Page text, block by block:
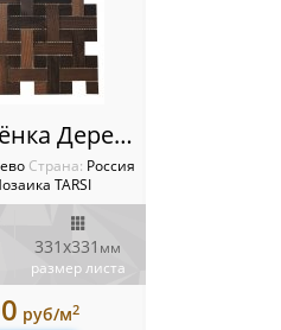
5.Т.2 Плетёнка Деревянная мозаика TARSI Intarsia
Cтрана: Россия
TARSI
331х331 мм
размер листа
руб/м2